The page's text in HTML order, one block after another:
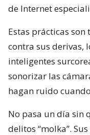
de Internet
Estas prácticas
contra sus derivas,
inteligentes
sonorizar las
hagan ruido
No pasa un día sin
delitos “molka”.